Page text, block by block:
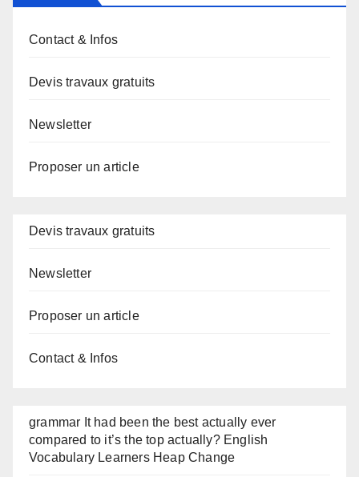
Contact & Infos
Devis travaux gratuits
Newsletter
Proposer un article
Devis travaux gratuits
Newsletter
Proposer un article
Contact & Infos
grammar It had been the best actually ever
compared to it’s the top actually? English
Vocabulary Learners Heap Change